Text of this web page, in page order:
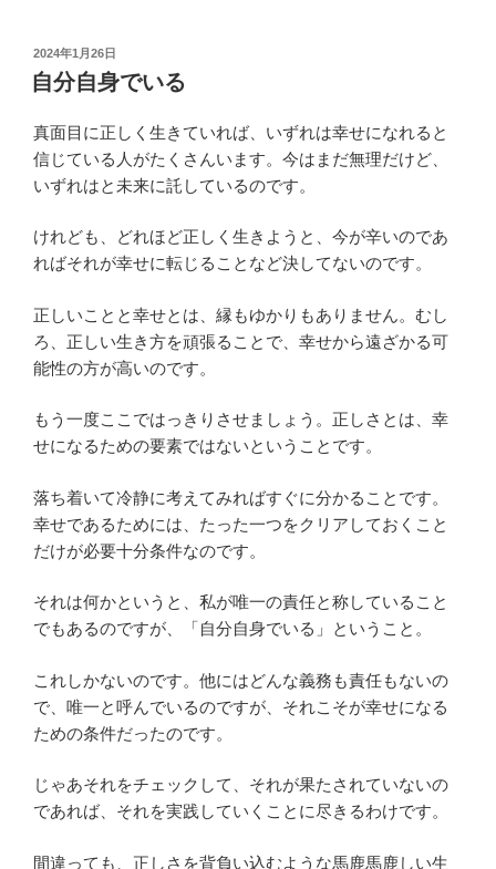
投
稿
日:
2024年1月26日
自分自身でいる
真面目に正しく生きていれば、いずれは幸せになれると
信じている人がたくさんいます。今はまだ無理だけど、
いずれはと未来に託しているのです。
けれども、どれほど正しく生きようと、今が辛いのであ
ればそれが幸せに転じることなど決してないのです。
正しいことと幸せとは、縁もゆかりもありません。むし
ろ、正しい生き方を頑張ることで、幸せから遠ざかる可
能性の方が高いのです。
もう一度ここではっきりさせましょう。正しさとは、幸
せになるための要素ではないということです。
落ち着いて冷静に考えてみればすぐに分かることです。
幸せであるためには、たった一つをクリアしておくこと
だけが必要十分条件なのです。
それは何かというと、私が唯一の責任と称していること
でもあるのですが、「自分自身でいる」ということ。
これしかないのです。他にはどんな義務も責任もないの
で、唯一と呼んでいるのですが、それこそが幸せになる
ための条件だったのです。
じゃあそれをチェックして、それが果たされていないの
であれば、それを実践していくことに尽きるわけです。
間違っても、正しさを背負い込むような馬鹿馬鹿しい生